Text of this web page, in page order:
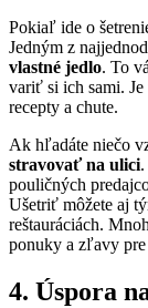
Pokiaľ ide o
Jedným z
vlastné jedlo. To
variť si ich sami.
recepty a chute.
Ak hľadáte niečo
stravovať na ulici.
pouličných
Ušetriť môžete aj
reštauráciách.
ponuky a zľavy pre
4. Úspora